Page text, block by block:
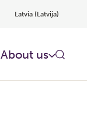
Latvia (Latvija)
About us